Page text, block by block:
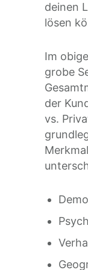
deinen
lösen
Im
grobe
der
vs.